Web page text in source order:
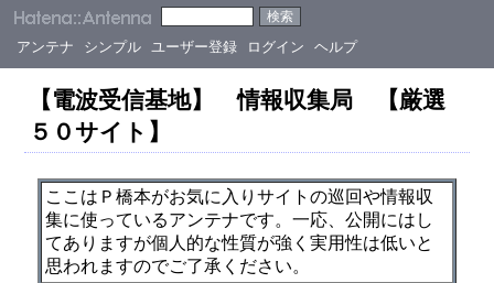
アンテナ シンプル ユーザー登録 ログイン ヘルプ
【電波受信基地】 情報収集局 【厳選
５０サイト】
ここはＰ橋本がお気に入りサイトの巡回や情報収
集に使っているアンテナです。一応、公開にはし
てありますが個人的な性質が強く実用性は低いと
思われますのでご了承ください。